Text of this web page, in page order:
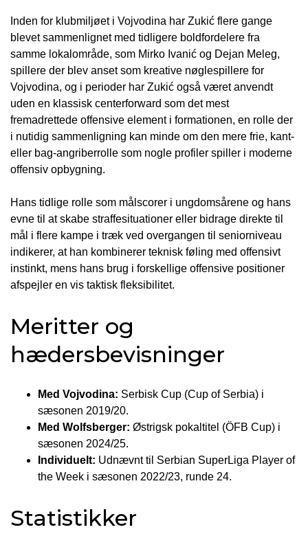
Inden for klubmiljøet i Vojvodina har Zukić flere gange
blevet sammenlignet med tidligere boldfordelere fra
samme lokalområde, som Mirko Ivanić og Dejan Meleg,
spillere der blev anset som kreative nøglespillere for
Vojvodina, og i perioder har Zukić også været anvendt
uden en klassisk centerforward som det mest
fremadrettede offensive element i formationen, en rolle der
i nutidig sammenligning kan minde om den mere frie, kant-
eller bag-angriberrolle som nogle profiler spiller i moderne
offensiv opbygning.
Hans tidlige rolle som målscorer i ungdomsårene og hans
evne til at skabe straffesituationer eller bidrage direkte til
mål i flere kampe i træk ved overgangen til seniorniveau
indikerer, at han kombinerer teknisk føling med offensivt
instinkt, mens hans brug i forskellige offensive positioner
afspejler en vis taktisk fleksibilitet.
Meritter og
hædersbevisninger
Med Vojvodina: Serbisk Cup (Cup of Serbia) i
sæsonen 2019/20.
Med Wolfsberger: Østrigsk pokaltitel (ÖFB Cup) i
sæsonen 2024/25.
Individuelt: Udnævnt til Serbian SuperLiga Player of
the Week i sæsonen 2022/23, runde 24.
Statistikker